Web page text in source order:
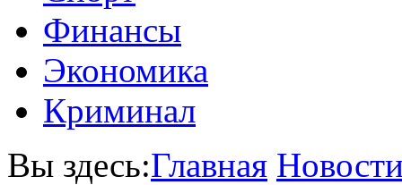
Финансы
Экономика
Криминал
Вы здесь:Главная